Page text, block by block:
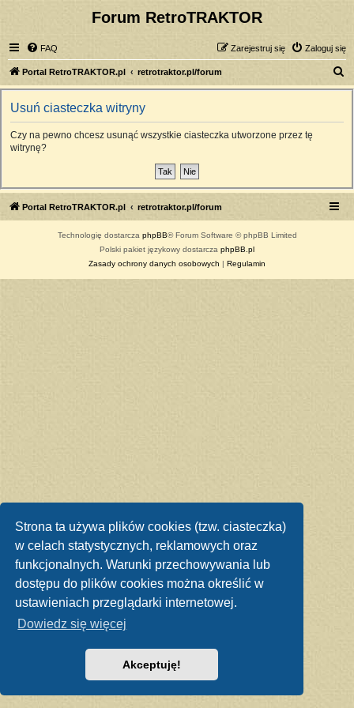
Strona ta używa plików cookies (tzw. ciasteczka)
w celach statystycznych, reklamowych oraz
funkcjonalnych. Warunki przechowywania lub
dostępu do plików cookies można określić w
ustawieniach przeglądarki internetowej.
Dowiedz się więcej
Akceptuję!
Forum RetroTRAKTOR
FAQ Zaloguj się
Zarejestruj się
Portal RetroTRAKTOR.pl retrotraktor.pl/forum
z
Usuń ciasteczka witryny
Czy na pewno chcesz usunąć wszystkie ciasteczka utworzone przez tę
witrynę?
Portal RetroTRAKTOR.pl retrotraktor.pl/forum
Technologię dostarcza phpBB® Forum Software © phpBB Limited
Polski pakiet językowy dostarcza phpBB.pl
Zasady ochrony danych osobowych | Regulamin